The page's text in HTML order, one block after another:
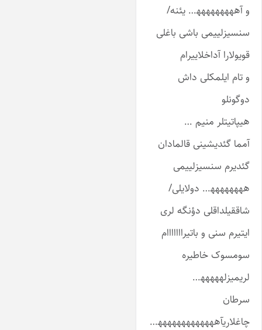
آههههههههه‍… یئنه/
باشی باغلی
آداخلاییرام
تام ایلمکلی داش
منیم …
گئدیشینی قالمادان
سنسیزلییمی
دولایلی/
دؤنگه لری
سنی و باتیرااااااام
خاطیره